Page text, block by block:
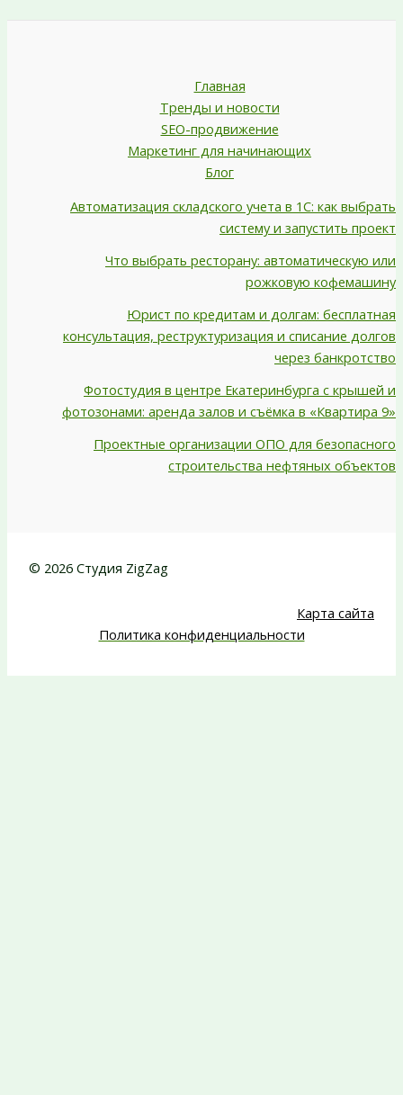
Главная
Тренды и новости
SEO-продвижение
Маркетинг для начинающих
Блог
Автоматизация складского учета в 1С: как выбрать
систему и запустить проект
Что выбрать ресторану: автоматическую или
рожковую кофемашину
Юрист по кредитам и долгам: бесплатная
консультация, реструктуризация и списание долгов
через банкротство
Фотостудия в центре Екатеринбурга с крышей и
фотозонами: аренда залов и съёмка в «Квартира 9»
Проектные организации ОПО для безопасного
строительства нефтяных объектов
© 2026 Студия ZigZag
Карта сайта
Политика конфиденциальности